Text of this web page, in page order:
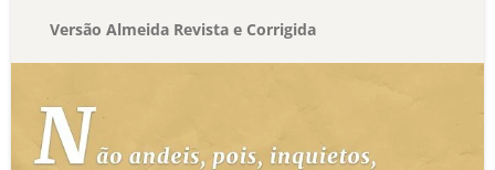
Versão Almeida Revista e Corrigida